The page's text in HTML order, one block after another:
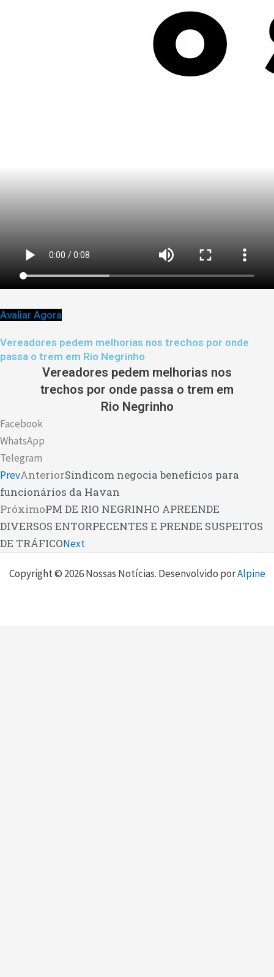
Avaliar Agora
Vereadores pedem melhorias nos trechos por onde
passa o trem em Rio Negrinho
Vereadores pedem melhorias nos
trechos por onde passa o trem em
Rio Negrinho
Facebook
WhatsApp
Telegram
PrevAnteriorSindicom negocia benefícios para
funcionários da Havan
PróximoPM DE RIO NEGRINHO APREENDE
DIVERSOS ENTORPECENTES E PRENDE SUSPEITOS
DE TRÁFICONext
Copyright © 2026 Nossas Notícias. Desenvolvido porAlpine